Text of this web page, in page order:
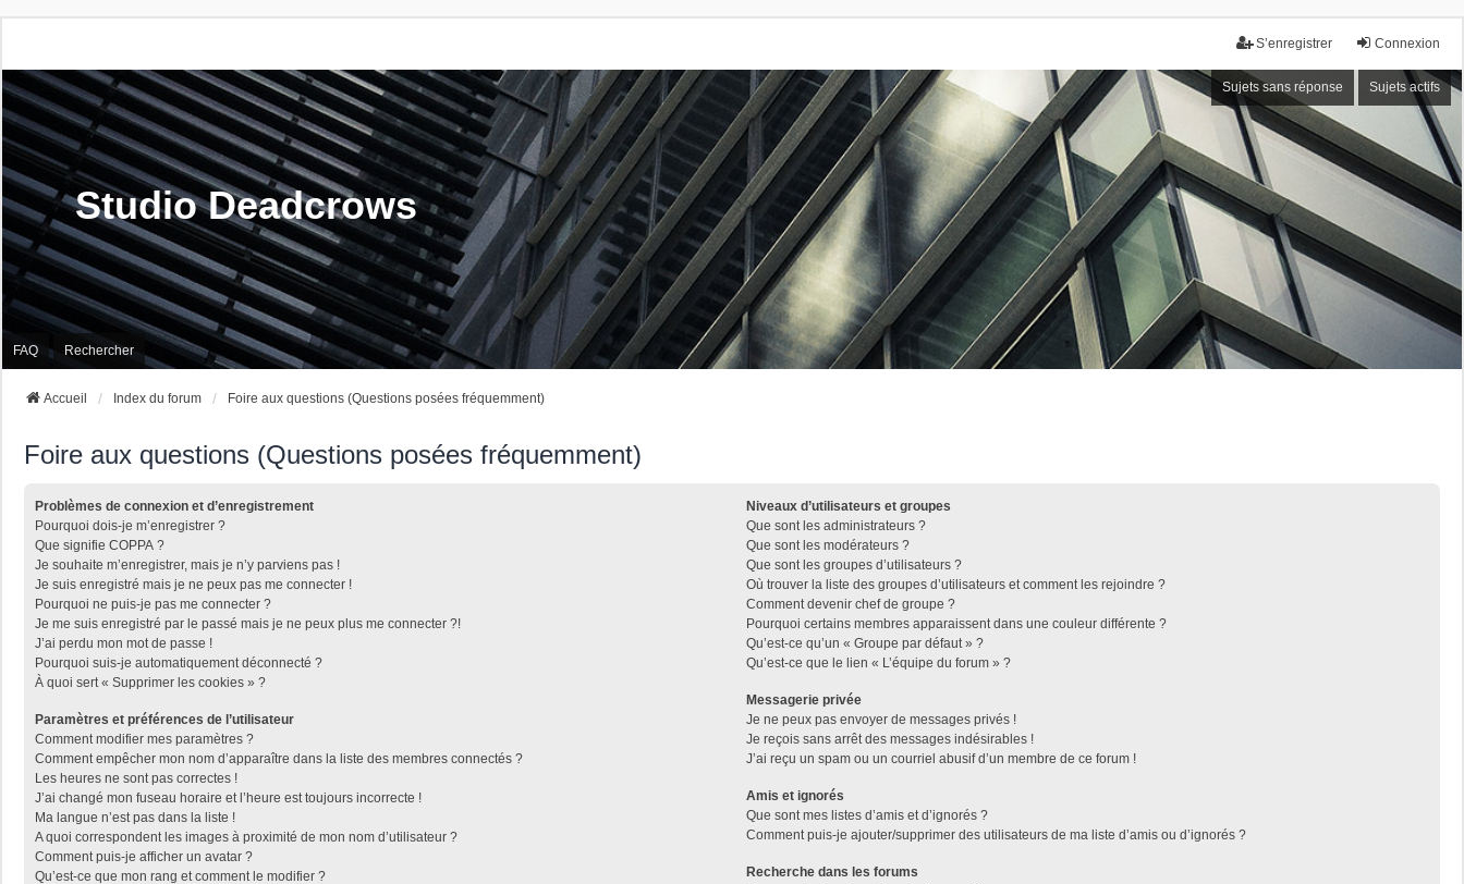
Connexion
S’enregistrer
Sujets sans réponse Sujets actifs
Studio Deadcrows
FAQ Rechercher
Accueil Index du forum Foire aux questions (Questions posées fréquemment)
Foire aux questions (Questions posées fréquemment)
Problèmes de connexion et d’enregistrement
Pourquoi dois-je m’enregistrer ?
Que signifie COPPA ?
Je souhaite m’enregistrer, mais je n’y parviens pas !
Je suis enregistré mais je ne peux pas me connecter !
Pourquoi ne puis-je pas me connecter ?
Je me suis enregistré par le passé mais je ne peux plus me connecter ?!
J’ai perdu mon mot de passe !
Pourquoi suis-je automatiquement déconnecté ?
À quoi sert « Supprimer les cookies » ?
Paramètres et préférences de l’utilisateur
Comment modifier mes paramètres ?
Comment empêcher mon nom d’apparaître dans la liste des membres connectés ?
Les heures ne sont pas correctes !
J’ai changé mon fuseau horaire et l’heure est toujours incorrecte !
Ma langue n’est pas dans la liste !
A quoi correspondent les images à proximité de mon nom d’utilisateur ?
Comment puis-je afficher un avatar ?
Qu’est-ce que mon rang et comment le modifier ?
Niveaux d’utilisateurs et groupes
Que sont les administrateurs ?
Que sont les modérateurs ?
Que sont les groupes d’utilisateurs ?
Où trouver la liste des groupes d’utilisateurs et comment les rejoindre ?
Comment devenir chef de groupe ?
Pourquoi certains membres apparaissent dans une couleur différente ?
Qu’est-ce qu’un « Groupe par défaut » ?
Qu’est-ce que le lien « L’équipe du forum » ?
Messagerie privée
Je ne peux pas envoyer de messages privés !
Je reçois sans arrêt des messages indésirables !
J’ai reçu un spam ou un courriel abusif d’un membre de ce forum !
Amis et ignorés
Que sont mes listes d’amis et d’ignorés ?
Comment puis-je ajouter/supprimer des utilisateurs de ma liste d’amis ou d’ignorés ?
Recherche dans les forums